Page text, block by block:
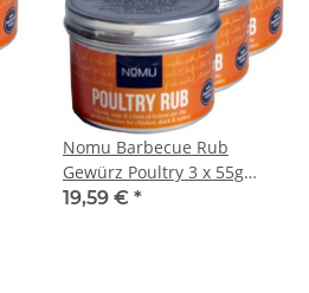
Nomu Barbecue Rub
Gewürz Poultry 3 x 55g
(Geflügel)
19,59 € *